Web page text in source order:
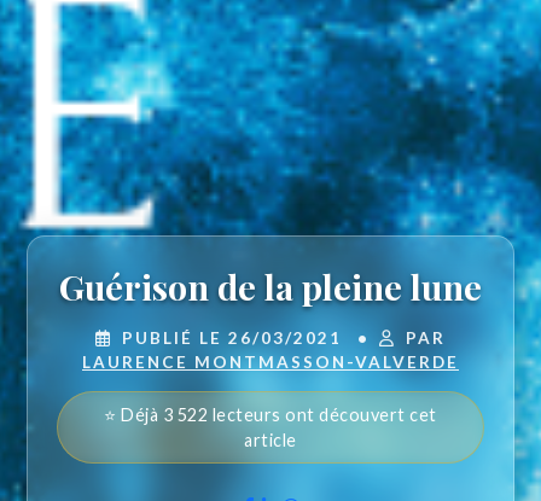
Guérison de la pleine lune
PUBLIÉ LE 26/03/2021 •
PAR
LAURENCE MONTMASSON-VALVERDE
⭐ Déjà 3 522 lecteurs ont découvert cet
article